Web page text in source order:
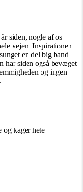
siden, nogle af os
vejen. Inspirationen
en del big band
har siden også bevæget
og ingen
og kager hele